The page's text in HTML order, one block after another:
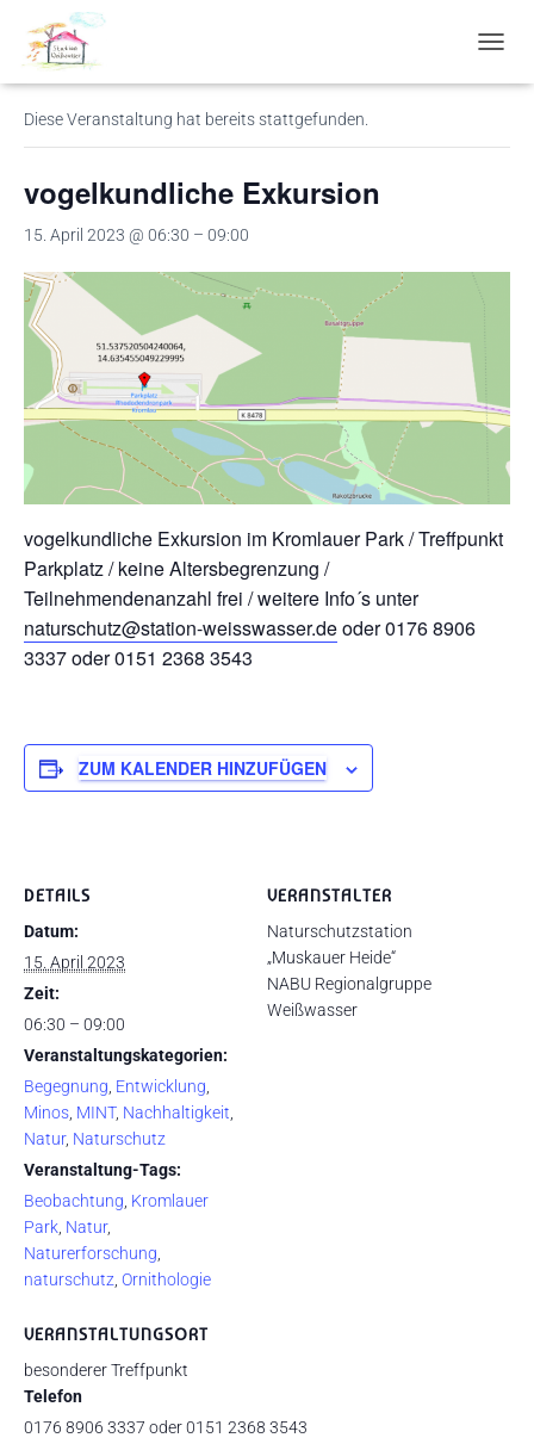
A
G
L
« Alle Veranstaltungen
Diese Veranstaltung hat bereits stattgefunden.
vogelkundliche Exkursion
15. April 2023 @ 06:30 – 09:00
vogelkundliche Exkursion im Kromlauer Park / Treffpunkt
Parkplatz / keine Altersbegrenzung /
Teilnehmendenanzahl frei / weitere Info´s unter
naturschutz@station-weisswasser.deoder 0176 8906
3337 oder 0151 2368 3543
ZUM KALENDER HINZUFÜGEN
DETAILS
Datum:
15. April 2023
Zeit:
06:30 – 09:00
Veranstaltungskategorien:
Begegnung Entwicklung
Minos MINT, Nachhaltigkeit
Natur, Naturschutz
Veranstaltung-Tags:
Beobachtung Kromlauer
Park Natur,
Naturerforschung
naturschutz Ornithologie
VERANSTALTUNGSORT
besonderer Treffpunkt
Telefon
0176 8906 3337 oder 0151 2368 3543
VERANSTALTER
Naturschutzstation
„Muskauer Heide“
NABU Regionalgruppe
Weißwasser